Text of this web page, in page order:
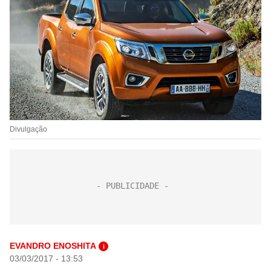
Divulgação
EVANDRO ENOSHITA i
03/03/2017 - 13:53